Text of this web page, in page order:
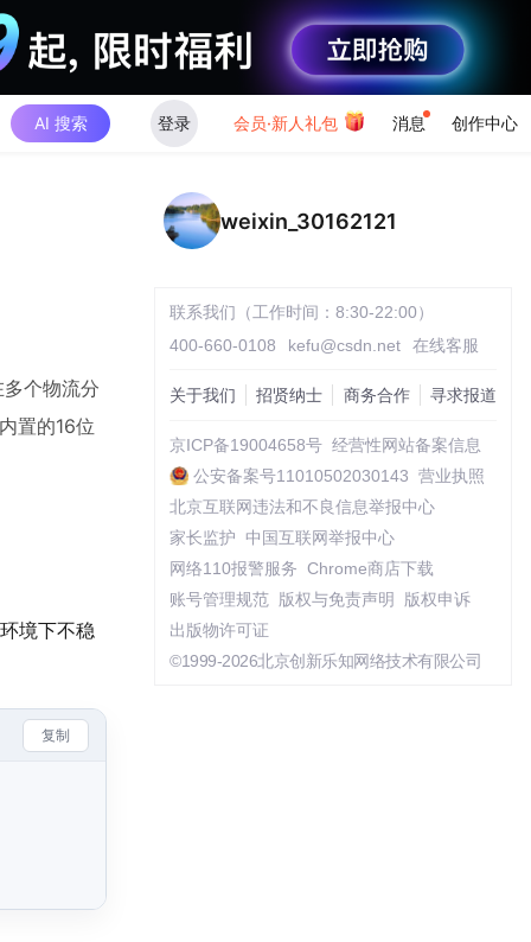
AI 搜索 登录 会员·新人礼包 消息 创作中心
个物流分
置的16位
境下不稳
复制
weixin_30162121
联系我们（工作时间：8:30-22:00）
400-660-0108
kefu@csdn.net 在线客服
关于我们 招贤纳士 商务合作 寻求报道
京ICP备19004658号 经营性网站备案信息
公安备案号11010502030143 营业执照
北京互联网违法和不良信息举报中心
家长监护
中国互联网举报中心
网络110报警服务 Chrome商店下载
账号管理规范
版权与免责声明
版权申诉
出版物许可证
©1999-2026北京创新乐知网络技术有限公司